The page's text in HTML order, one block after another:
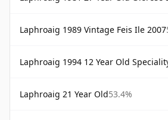
Laphroaig 1989 Vintage Feis Ile 2007
Laphroaig 1994 12 Year Old Speciality Drinks Single
Laphroaig 21 Year Old53.4%